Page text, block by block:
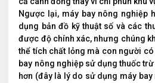
Ngược lại, máy bay nông nghiệp
dụng bản đồ kỹ thuật số và các
được độ chính xác, nhưng chúng
thể tích chất lỏng mà con người có
bay nông nghiệp sử dụng thuốc
hơn (đây là lý do sử dụng máy